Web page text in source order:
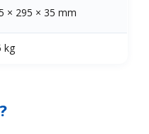
× 295 × 35 mm
kg